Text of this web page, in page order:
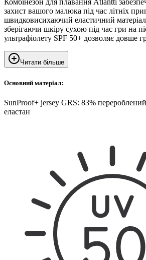
Комбінезон для плавання Atlantti
захист вашого малюка під час літніх
швидковисихаючий еластичний матеріал
зберігаючи шкіру сухою під час гри на
ультрафіолету SPF 50+ дозволяє довше
Читати більше
Основний матеріал:
SunProof+ jersey GRS: 83%
еластан